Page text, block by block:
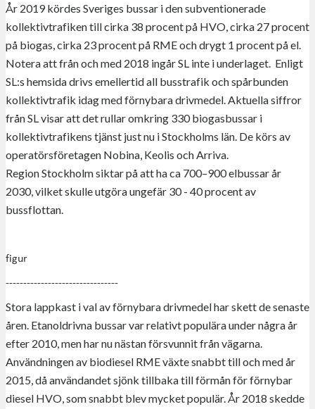
År 2019 kördes Sveriges bussar i den subventionerade
kollektivtrafiken till cirka 38 procent på HVO, cirka 27 procent
på biogas, cirka 23 procent på RME och drygt 1 procent på el.
Notera att från och med 2018 ingår SL inte i underlaget. Enligt
SL:s hemsida drivs emellertid all busstrafik och spårbunden
kollektivtrafik idag med förnybara drivmedel. Aktuella siffror
från SL visar att det rullar omkring 330 biogasbussar i
kollektivtrafikens tjänst just nu i Stockholms län. De körs av
operatörsföretagen Nobina, Keolis och Arriva.
Region Stockholm siktar på att ha ca 700–900 elbussar år
2030, vilket skulle utgöra ungefär 30 - 40 procent av
bussflottan.
figur
--------------------------------
Stora lappkast i val av förnybara drivmedel har skett de senaste
åren. Etanoldrivna bussar var relativt populära under några år
efter 2010, men har nu nästan försvunnit från vägarna.
Användningen av biodiesel RME växte snabbt till och med år
2015, då användandet sjönk tillbaka till förmån för förnybar
diesel HVO, som snabbt blev mycket populär. År 2018 skedde